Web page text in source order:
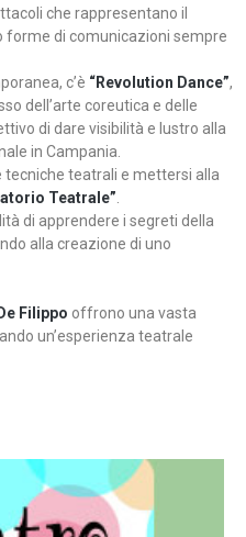
che rappresentano il
forme di comunicazioni sempre
c’è “Revolution Dance”,
dell’arte coreutica e delle
di dare visibilità e lustro alla
in Campania.
tecniche teatrali e mettersi alla
Teatrale”
di apprendere i segreti della
alla creazione di uno
Filippo offrono una vasta
un’esperienza teatrale